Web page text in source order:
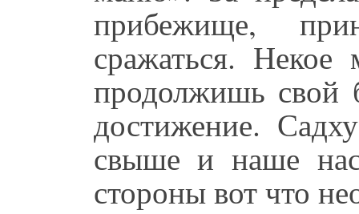
прибежище,
сражаться.
продолжишь свой
достижение.
свыше и наше
стороны вот что